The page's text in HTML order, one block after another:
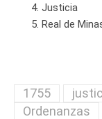
Justicia
Real de
1755
Ordenanzas